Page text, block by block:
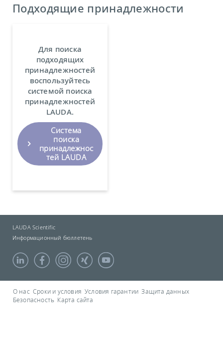
Подходящие принадлежности
Для поиска
подходящих
принадлежностей
воспользуйтесь
системой поиска
принадлежностей
LAUDA.
Система
поиска
принадлежнос
тей LAUDA
LAUDA Scientific
Информационный бюллетень
О нас Сроки и условия Условия гарантии Защита данных
Безопасность Карта сайта